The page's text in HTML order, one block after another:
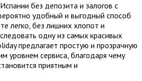
без депозита и залогов с
удобный и выгодный способ
легко, без лишних хлопот и
одну из самых красивых
предлагает простую и прозрачную
уровнем сервиса, благодаря чему
приятным и